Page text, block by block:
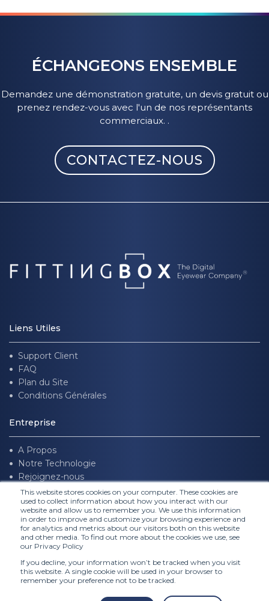
This website stores cookies on your computer. These cookies are
used to collect information about how you interact with our
website and allow us to remember you. We use this information
in order to improve and customize your browsing experience and
for analytics and metrics about our visitors both on this website
and other media. To find out more about the cookies we use, see
our Privacy Policy
If you decline, your information won’t be tracked when you visit
this website. A single cookie will be used in your browser to
remember your preference not to be tracked.
ÉCHANGEONS ENSEMBLE
Demandez une démonstration gratuite, un devis gratuit ou
prenez rendez-vous avec l'un de nos représentants
commerciaux. .
CONTACTEZ-NOUS
Liens Utiles
Support Client
FAQ
Plan du Site
Conditions Générales
Entreprise
A Propos
Notre Technologie
Rejoignez-nous
Suivez nous